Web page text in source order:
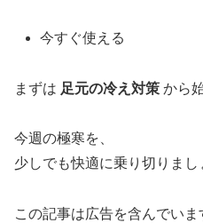
今すぐ使える
まずは 足元の冷え対策 から
今週の極寒を、
少しでも快適に乗り切りまし
この記事は広告を含んでいま